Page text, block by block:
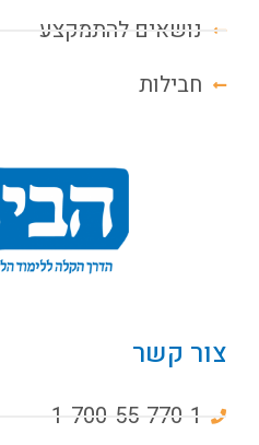
נושאים להתמקצע
חבילות
צור קשר
1-700-55-770-1